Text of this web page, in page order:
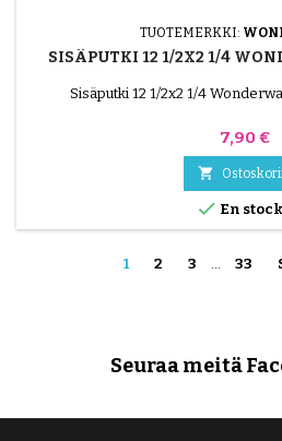
TUOTEMERKKI:
SISÄPUTKI 12 1/2X2 1/4
Sisäputki 12 1/2x2 1/4
Hinta
7,90 €

 En stock
1 2 3 33
Seuraa meitä